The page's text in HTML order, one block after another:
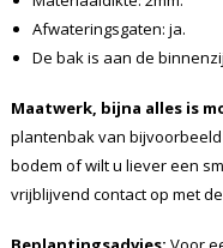
Afwateringsgaten: ja.
De bak is aan de
Maatwerk, bijna alles is
plantenbak van
bodem of wilt u liever een
vrijblijvend contact op met de